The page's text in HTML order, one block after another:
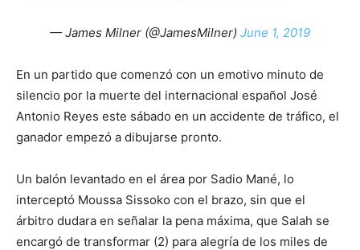
— James Milner (@JamesMilner) June 1, 2019
En un partido que comenzó con un emotivo minuto de
silencio por la muerte del internacional español José
Antonio Reyes este sábado en un accidente de tráfico, el
ganador empezó a dibujarse pronto.
Un balón levantado en el área por Sadio Mané, lo
interceptó Moussa Sissoko con el brazo, sin que el
árbitro dudara en señalar la pena máxima, que Salah se
encargó de transformar (2) para alegría de los miles de